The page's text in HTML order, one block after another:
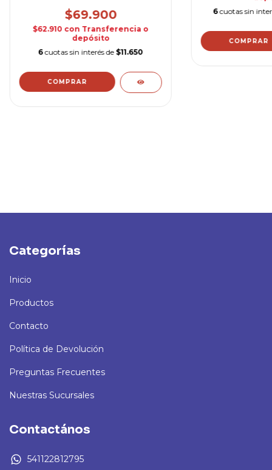
$69.900
$62.910 con Transferencia o
depósito
6 cuotas sin interés de $11.650
6 cuotas sin
Categorías
Inicio
Productos
Contacto
Política de Devolución
Preguntas Frecuentes
Nuestras Sucursales
Contactános
541122812795